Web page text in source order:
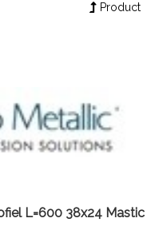
Product
L=600 38x24 Mastic